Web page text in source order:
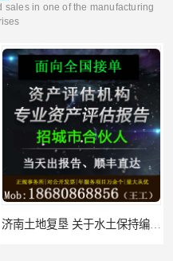
in one of the manufacturing